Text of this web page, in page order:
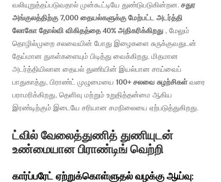
வலியுறுத்தப்படுவதால் முன்கூட்டியே துண்டுபடுகின்றன. சதுர
அங்குலத்திற்கு 7,000 தையல்களுக்கு மேற்பட்ட அடர்த்தி
லோகோ தோல்வி விகிதத்தை 40% அதிகரிக்கிறது , மேலும்
தொழில்முறை சலவையின் போது இழைகளை சுருக்குவதுடன்
தேய்மான துகள்களையும் பிடித்து வைக்கிறது. மிதமான
அடர்த்தியிலான தையல் துணியின் இயல்பான சாய்வைப்
பாதுகாத்து, பிராண்ட் முழுமையை 100+ சலவை சுழற்சிகள்வரை
பராமரிக்கிறது, தெளிவு மற்றும் உறுதித்தன்மை ஆகிய
இரண்டிற்கும் இடையே சரியான சமநிலையை ஏற்படுத்துகிறது.
ட்வில் வேலைத்துணித் துணியுடன்
உண்மையான பிராண்டிங் வெற்றி
கார்ப்பரேட் ஏற்றுக்கொள்ளுதல் வழக்கு ஆய்வு: